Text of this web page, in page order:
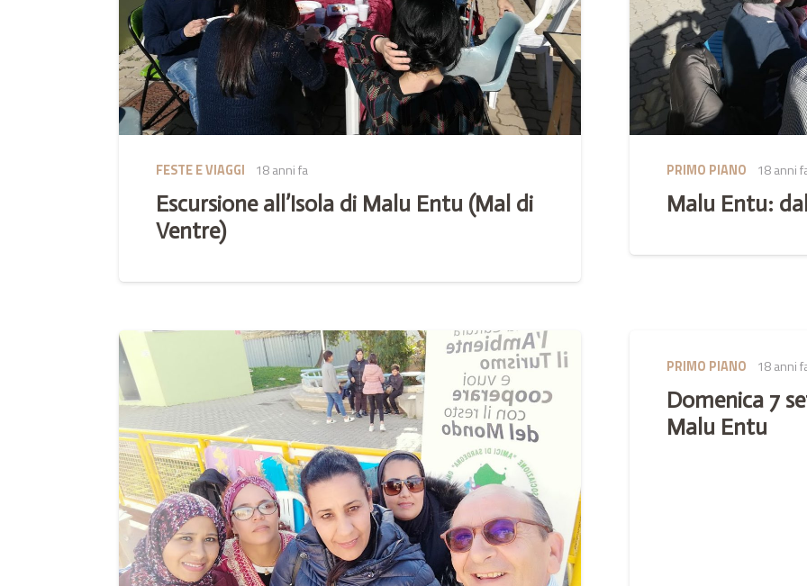
FESTE E VIAGGI 18 anni fa
Escursione all’Isola di Malu Entu (Mal di
Ventre)
PRIMO PIANO 18 anni
Malu Entu:
PRIMO PIANO 18 anni
Domenica 7
Malu Entu